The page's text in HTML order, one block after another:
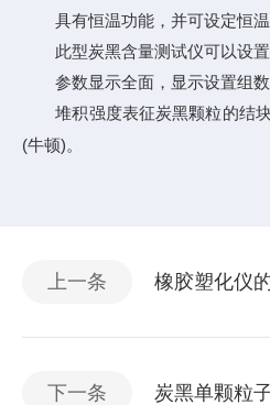
具有恒温功能，并可设定恒温
此型炭黑含量测试仪可以设置
参数显示全面，显示设置组数
堆积强度表征炭黑颗粒的结块
(牛顿)。
上一条 橡胶塑化仪
下一条 炭黑单颗粒